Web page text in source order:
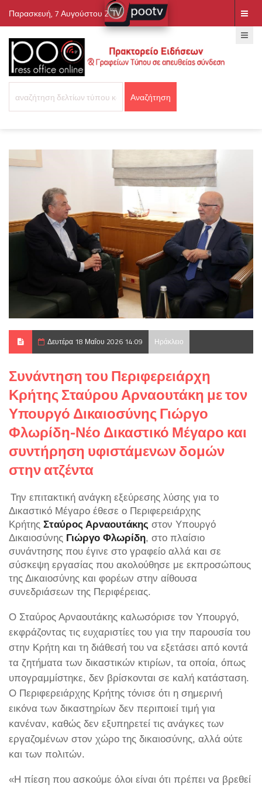
Παρασκευή, 7 Αυγούστου 2026
Δευτέρα 18 Μαΐου 2026 14:09 Ηράκλειο
Συνάντηση του Περιφερειάρχη
Κρήτης Σταύρου Αρναουτάκη με τον
Υπουργό Δικαιοσύνης Γιώργο
Φλωρίδη-Νέο Δικαστικό Μέγαρο και
συντήρηση υφιστάμενων δομών
στην ατζέντα
Την επιτακτική ανάγκη εξεύρεσης λύσης για το
Δικαστικό Μέγαρο έθεσε ο Περιφερειάρχης
Κρήτης Σταύρος Αρναουτάκης στον Υπουργό
Δικαιοσύνης Γιώργο Φλωρίδη, στο πλαίσιο
συνάντησης που έγινε στο γραφείο αλλά και σε
σύσκεψη εργασίας που ακολούθησε με εκπροσώπους
της Δικαιοσύνης και φορέων στην αίθουσα
συνεδριάσεων της Περιφέρειας.
Ο Σταύρος Αρναουτάκης καλωσόρισε τον Υπουργό,
εκφράζοντας τις ευχαριστίες του για την παρουσία του
στην Κρήτη και τη διάθεσή του να εξετάσει από κοντά
τα ζητήματα των δικαστικών κτιρίων, τα οποία, όπως
υπογραμμίστηκε, δεν βρίσκονται σε καλή κατάσταση.
Ο Περιφερειάρχης Κρήτης τόνισε ότι η σημερινή
εικόνα των δικαστηρίων δεν περιποιεί τιμή για
κανέναν, καθώς δεν εξυπηρετεί τις ανάγκες των
εργαζομένων στον χώρο της δικαιοσύνης, αλλά ούτε
και των πολιτών.
«Η πίεση που ασκούμε όλοι είναι ότι πρέπει να βρεθεί